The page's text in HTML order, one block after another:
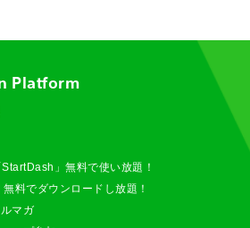
Platform
」無料で使い放題！
料でダウンロードし放題！
マガ